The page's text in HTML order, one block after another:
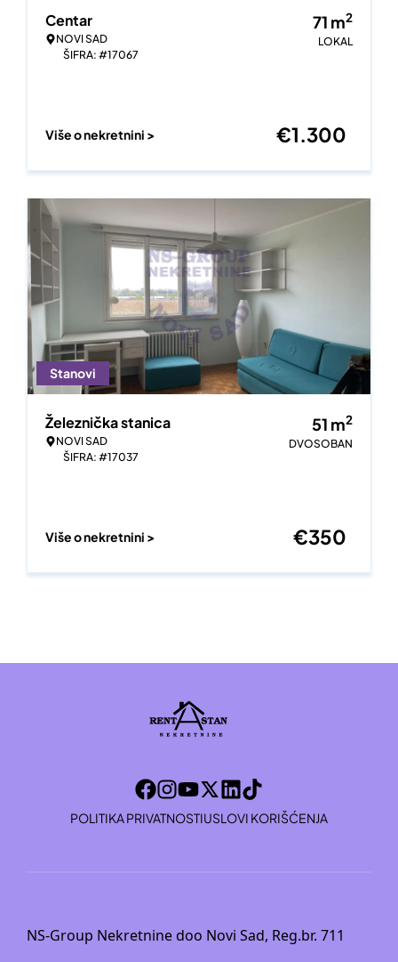
Centar
NOVI SAD
ŠIFRA: #17067
71 m2
LOKAL
Više o nekretnini > €1.300
Stanovi
Železnička stanica
NOVI SAD
ŠIFRA: #17037
51 m2
DVOSOBAN
Više o nekretnini > €350
POLITIKA PRIVATNOSTIUSLOVI KORIŠĆENJA
NS-Group Nekretnine doo Novi Sad, Reg.br. 711